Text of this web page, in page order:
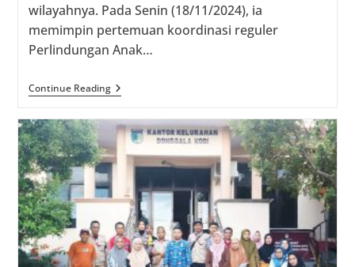
wilayahnya. Pada Senin (18/11/2024), ia
memimpin pertemuan koordinasi reguler
Perlindungan Anak…
Continue ReadingLurah
Donggala
Gaungkan
Pencegahan
Perkawinan
Usia
Dini
Lewat
Pertemuan
PATBM